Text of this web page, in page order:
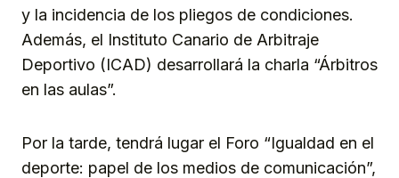
y la incidencia de los pliegos de condiciones.
Además, el Instituto Canario de Arbitraje
Deportivo (ICAD) desarrollará la charla “Árbitros
en las aulas”.
Por la tarde, tendrá lugar el Foro “Igualdad en el
deporte: papel de los medios de comunicación”,